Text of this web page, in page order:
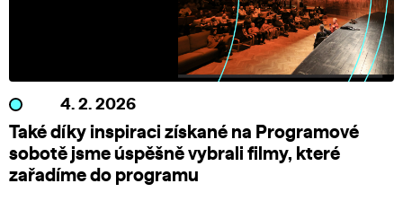
4. 2. 2026
Také díky inspiraci získané na Programové
sobotě jsme úspěšně vybrali filmy, které
zařadíme do programu